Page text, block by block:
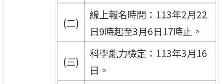
(二)
線上報名時間：113年2月22
日9時起至3月6日17時止。
(三)
科學能力檢定：113年3月16
日。